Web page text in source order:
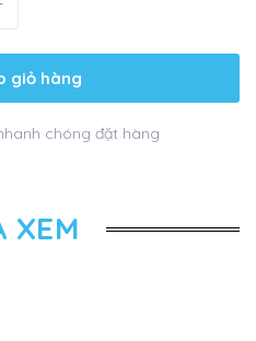
giỏ hàng
chóng đặt hàng
XEM